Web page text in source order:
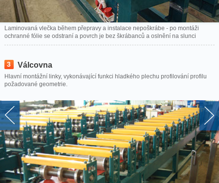
Laminovaná vlečka během přepravy a instalace nepoškrábe - po montáži
ochranné fólie se odstraní a povrch je bez škrábanců a oslnění na slunci
3 Válcovna
Hlavní montážní linky, vykonávající funkci hladkého plechu profilování profilu
požadované geometrie.